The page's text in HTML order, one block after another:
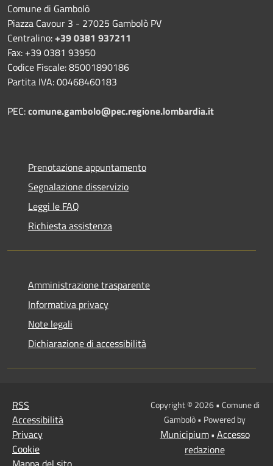
Comune di Gambolò
Piazza Cavour 3 - 27025 Gambolò PV
Centralino:+39 0381 937211
Fax: +39 0381 93950
Codice Fiscale: 85001890186
Partita IVA: 00468460183
PEC:comune.gambolo@pec.regione.lombardia.it
Prenotazione appuntamento
Segnalazione disservizio
Leggi le FAQ
Richiesta assistenza
Amministrazione trasparente
Informativa privacy
Note legali
Dichiarazione di accessibilità
RSS
Accessibilità
Privacy
Cookie
Copyright © 2026 • Comune di
Gambolò • Powered by
Municipium• Accesso
redazione